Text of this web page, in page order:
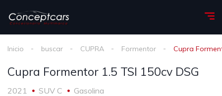
Inicio buscar CUPRA Formentor Cupra
Cupra Formentor 1.5 TSI 150cv DSG
2021 SUV C Gasolina